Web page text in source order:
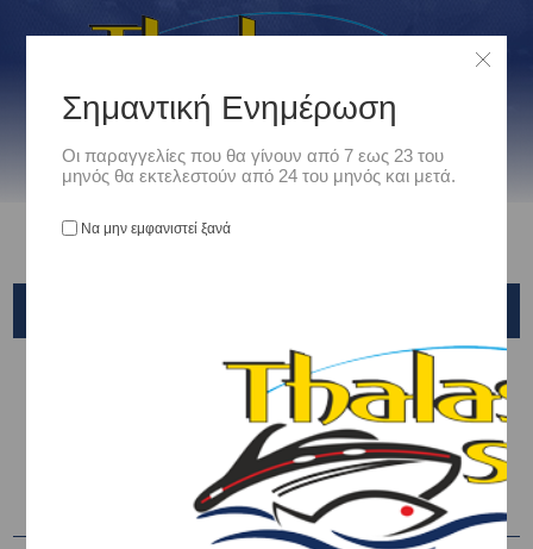
ΚΕΦΑΛΕΣ - HEADS - ΚΟΝΤΟΦΥΛΑΚΕΣ /
X-PARAGON SLIDER BALL NATURA
Σημαντική Ενημέρωση
Οι παραγγελίες που θα γίνουν από 7 εως 23 του
μηνός θα εκτελεστούν από 24 του μηνός και μετά.
Να μην εμφανιστεί ξανά